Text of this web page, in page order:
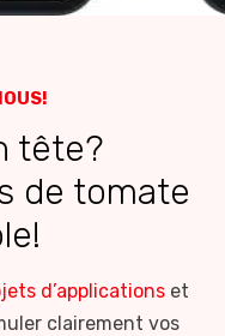
tête?
de tomate
d’applications et
clairement vos